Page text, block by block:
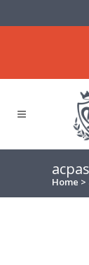
Home >